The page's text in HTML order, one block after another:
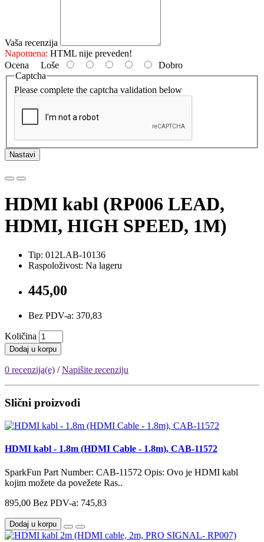
Vaša recenzija
Napomena: HTML nije preveden!
Ocena Loše
Dobro
Captcha
Please complete the captcha validation below
Nastavi
HDMI kabl (RP006 LEAD,
HDMI, HIGH SPEED, 1M)
Tip: 012LAB-10136
Raspoloživost: Na lageru
445,00
Bez PDV-a: 370,83
Količina
Dodaj u korpu
0 recenzija(e) /Napišite recenziju
Slični proizvodi
HDMI kabl - 1.8m (HDMI Cable - 1.8m), CAB-11572
SparkFun Part Number: CAB-11572 Opis: Ovo je HDMI kabl
kojim možete da povežete Ras..
895,00 Bez PDV-a: 745,83
Dodaj u korpu